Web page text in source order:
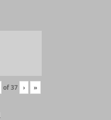
of37 › »